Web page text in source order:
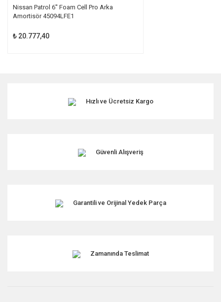
Nissan Patrol 6'' Foam Cell Pro Arka
Amortisör 45094LFE1
₺ 20.777,40
Hızlı ve Ücretsiz Kargo
Güvenli Alışveriş
Garantili ve Orijinal Yedek Parça
Zamanında Teslimat